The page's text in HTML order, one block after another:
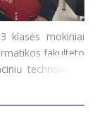
klasės mokiniai
fakulteto
technologijų
kurios šių metų